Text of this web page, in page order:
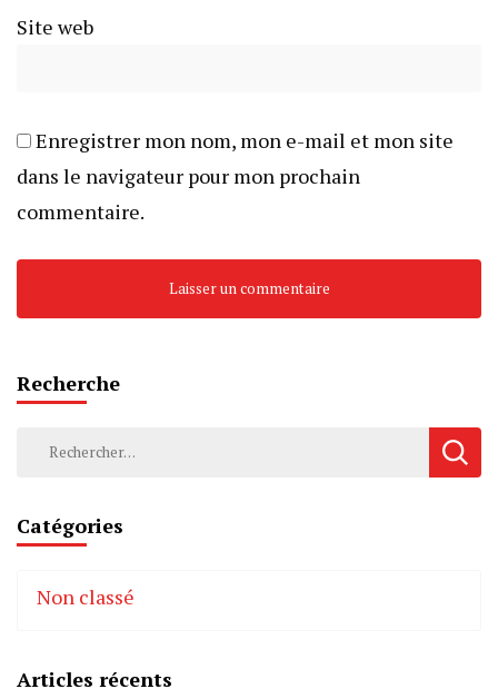
Site web
Enregistrer mon nom, mon e-mail et mon site
dans le navigateur pour mon prochain
commentaire.
Recherche
Rechercher :
Catégories
Non classé
Articles récents